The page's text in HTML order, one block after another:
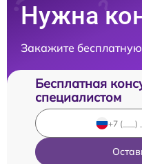
Нужна
Закажите
Бесплатная
специалистом